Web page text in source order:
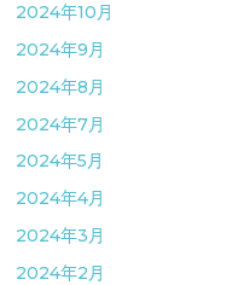
2024年10月
2024年9月
2024年8月
2024年7月
2024年5月
2024年4月
2024年3月
2024年2月